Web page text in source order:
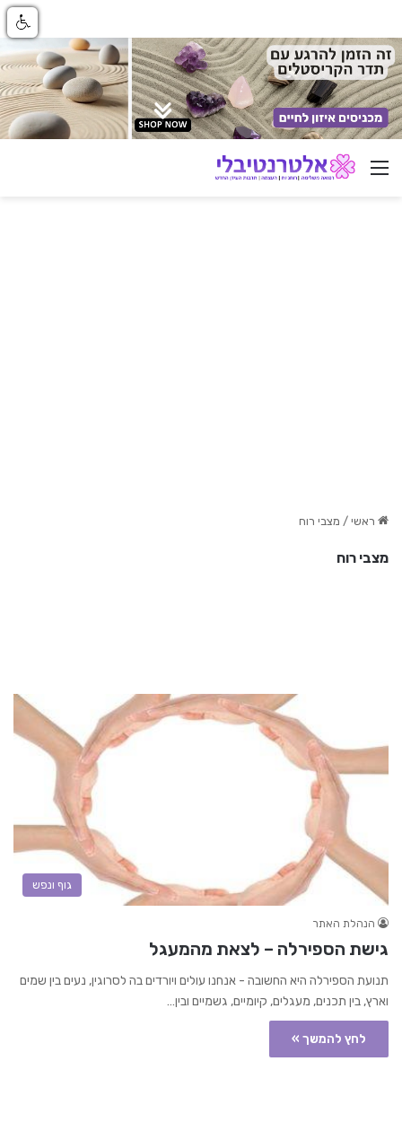
ניווט באתר
ראשי / מצבי רוח
מצבי רוח
גוף ונפש
הנהלת האתר
גישת הספירלה – לצאת מהמעגל
תנועת הספירלה היא החשובה - אנחנו עולים ויורדים בה לסרוגין, נעים בין שמים
וארץ, בין תכנים, מעגלים, קיומיים, גשמיים ובין…
לחץ להמשך »